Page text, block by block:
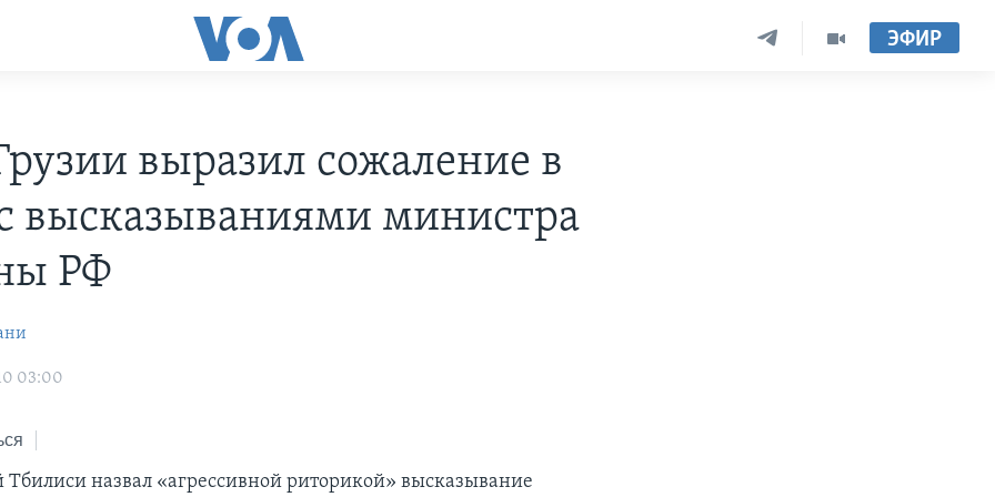
ЭФИР
выразил сожаление в
высказываниями министра
РФ
03:00
назвал «агрессивной риторикой» высказывание